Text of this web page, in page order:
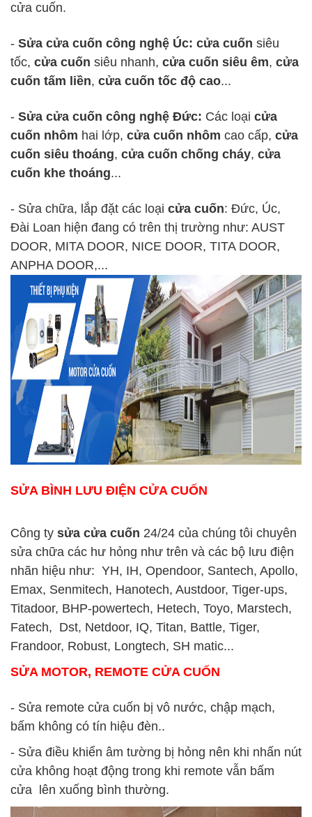
cửa cuốn.
- Sửa cửa cuốn công nghệ Úc: cửa cuốn siêu
tốc, cửa cuốn siêu nhanh, cửa cuốn siêu êm, cửa
cuốn tấm liền, cửa cuốn tốc độ cao...
- Sửa cửa cuốn công nghệ Đức: Các loại cửa
cuốn nhôm hai lớp, cửa cuốn nhôm cao cấp, cửa
cuốn siêu thoáng, cửa cuốn chống cháy, cửa
cuốn khe thoáng...
- Sửa chữa, lắp đặt các loại cửa cuốn: Đức, Úc,
Đài Loan hiện đang có trên thị trường như: AUST
DOOR, MITA DOOR, NICE DOOR, TITA DOOR,
ANPHA DOOR,...
SỬA BÌNH LƯU ĐIỆN CỬA CUỐN
Công ty sửa cửa cuốn 24/24 của chúng tôi chuyên
sửa chữa các hư hỏng như trên và các bộ lưu điện
nhãn hiệu như: YH, IH, Opendoor, Santech, Apollo,
Emax, Senmitech, Hanotech, Austdoor, Tiger-ups,
Titadoor, BHP-powertech, Hetech, Toyo, Marstech,
Fatech, Dst, Netdoor, IQ, Titan, Battle, Tiger,
Frandoor, Robust, Longtech, SH matic...
SỬA MOTOR, REMOTE CỬA CUỐN
- Sửa remote cửa cuốn bị vô nước, chập mạch,
bấm không có tín hiệu đèn..
- Sửa điều khiển âm tường bị hỏng nên khi nhấn nút
cửa không hoạt động trong khi remote vẫn bấm
cửa lên xuống bình thường.